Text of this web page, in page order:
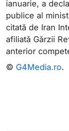
ianuarie, a
publice al
citată de Iran
afiliată Gărzii
anterior
© G4Media.ro.